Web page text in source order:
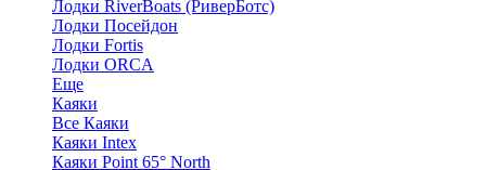
Лодки RiverBoats (РиверБотс)
Лодки Посейдон
Лодки Fortis
Лодки ORCA
Еще
Каяки
Все Каяки
Каяки Intex
Каяки Point 65° North